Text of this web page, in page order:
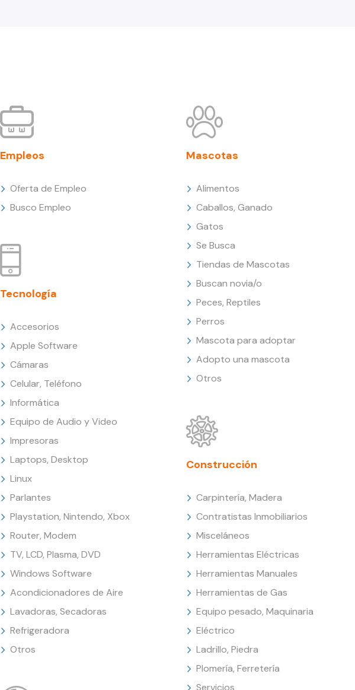
Empleos
Oferta de Empleo
Busco Empleo
Tecnología
Accesorios
Apple Software
Cámaras
Celular, Teléfono
Informática
Equipo de Audio y Video
Impresoras
Laptops, Desktop
Linux
Parlantes
Playstation, Nintendo, Xbox
Router, Modem
TV, LCD, Plasma, DVD
Windows Software
Acondicionadores de Aire
Lavadoras, Secadoras
Refrigeradora
Otros
Mascotas
Alimentos
Caballos, Ganado
Gatos
Se Busca
Tiendas de Mascotas
Buscan novia/o
Peces, Reptiles
Perros
Mascota para adoptar
Adopto una mascota
Otros
Construcción
Carpintería, Madera
Contratistas Inmobiliarios
Misceláneos
Herramientas Eléctricas
Herramientas Manuales
Herramientas de Gas
Equipo pesado, Maquinaria
Eléctrico
Ladrillo, Piedra
Plomería, Ferretería
Servicios